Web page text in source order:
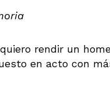
rendir un
en acto con